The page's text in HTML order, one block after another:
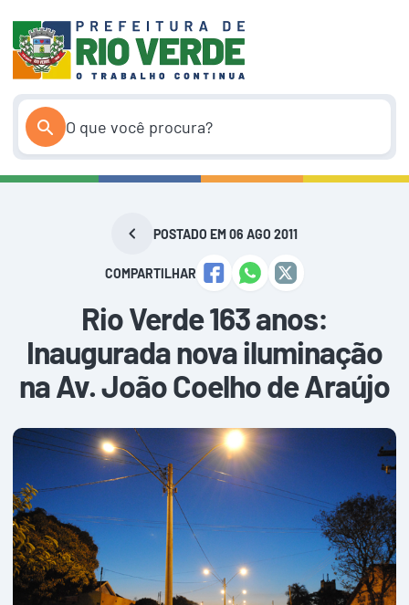
conteúdo
POSTADO EM 06 AGO 2011
COMPARTILHAR
Rio Verde 163 anos:
Inaugurada nova iluminação
na Av. João Coelho de Araújo